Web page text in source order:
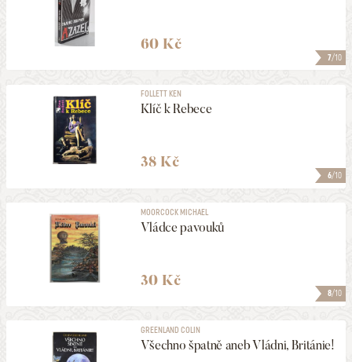
7/10
60 Kč
6/10
FOLLETT KEN
Klíč k Rebece
38 Kč
8/10
MOORCOCK MICHAEL
Vládce pavouků
30 Kč
GREENLAND COLIN
Všechno špatně aneb Vládni, Británie!